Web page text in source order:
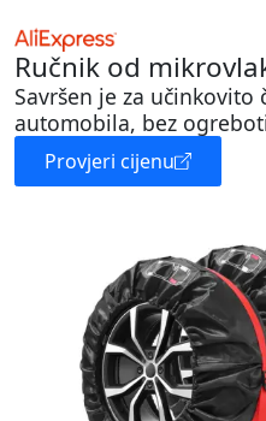
Ručnik od
Savršen je za učinkovito
automobila, bez
Provjeri cijenu